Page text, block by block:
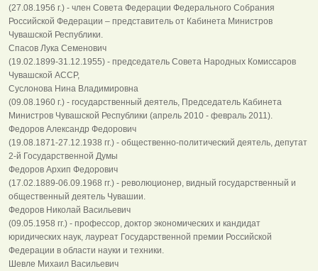
(27.08.1956 г.) - член Совета Федерации Федерального Собрания
Российской Федерации – представитель от Кабинета Министров
Чувашской Республики.
Спасов Лука Семенович
(19.02.1899-31.12.1955) - председатель Совета Народных Комиссаров
Чувашской АССР,
Суслонова Нина Владимировна
(09.08.1960 г.) - государственный деятель, Председатель Кабинета
Министров Чувашской Республики (апрель 2010 - февраль 2011).
Федоров Александр Федорович
(19.08.1871-27.12.1938 гг.) - общественно-политический деятель, депутат
2-й Государственной Думы
Федоров Архип Федорович
(17.02.1889-06.09.1968 гг.) - революционер, видный государственный и
общественный деятель Чувашии.
Федоров Николай Васильевич
(09.05.1958 гг.) - профессор, доктор экономических и кандидат
юридических наук, лауреат Государственной премии Российской
Федерации в области науки и техники.
Шевле Михаил Васильевич